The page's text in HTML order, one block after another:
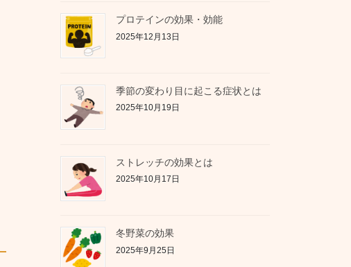
プロテインの効果・効能
2025年12月13日
季節の変わり目に起こる症状とは
2025年10月19日
ストレッチの効果とは
2025年10月17日
冬野菜の効果
2025年9月25日